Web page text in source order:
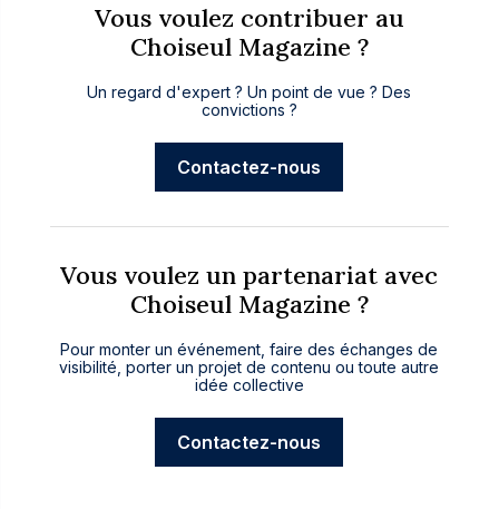
Vous voulez contribuer au
Choiseul Magazine ?
Un regard d'expert ? Un point de vue ? Des
convictions ?
Contactez-nous
Vous voulez un partenariat avec
Choiseul Magazine ?
Pour monter un événement, faire des échanges de
visibilité, porter un projet de contenu ou toute autre
idée collective
Contactez-nous